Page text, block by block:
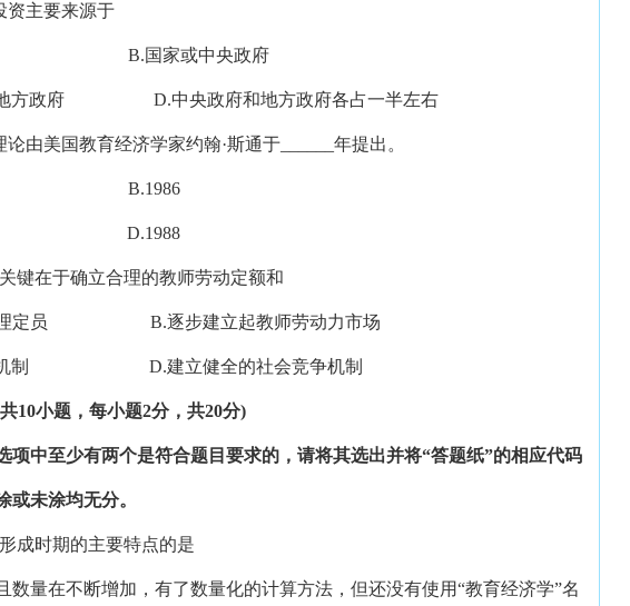
资主要来源于
家或中央政府
地方政府 D.中央政府和地方政府各占一半左右
由美国教育经济学家约翰·斯通于______年提出。
键在于确立合理的教师劳动定额和
合理定员 B.逐步建立起教师劳动力市场
励机制 D.建立健全的社会竞争机制
10小题，每小题2分，共20分)
项中至少有两个是符合题目要求的，请将其选出并将“答题纸”的相应代码
或未涂均无分。
成时期的主要特点的是
数量在不断增加，有了数量化的计算方法，但还没有使用“教育经济学”名